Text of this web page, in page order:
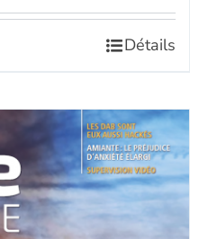
Détails